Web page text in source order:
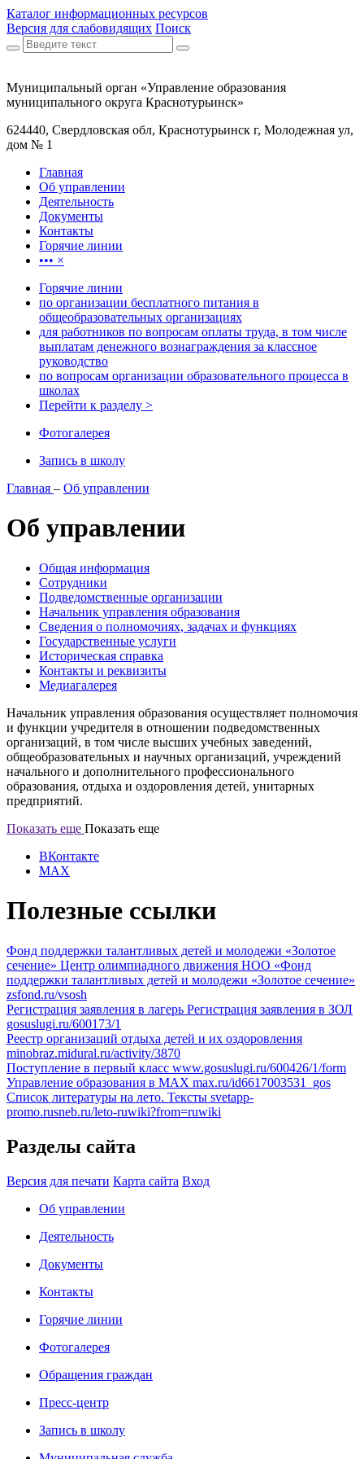
Каталог информационных ресурсов
Версия для слабовидящих Поиск
Муниципальный орган «Управление образования
муниципального округа Краснотурьинск»
624440, Свердловская обл, Краснотурьинск г, Молодежная ул,
дом № 1
Главная
Об управлении
Деятельность
Документы
Контакты
Горячие линии
••• ×
Горячие линии
по организации бесплатного питания в
общеобразовательных организациях
для работников по вопросам оплаты труда, в том числе
выплатам денежного вознаграждения за классное
руководство
по вопросам организации образовательного процесса в
школах
Перейти к разделу >
Фотогалерея
Запись в школу
Главная – Об управлении
Об управлении
Общая информация
Сотрудники
Подведомственные организации
Начальник управления образования
Сведения о полномочиях, задачах и функциях
Государственные услуги
Историческая справка
Контакты и реквизиты
Медиагалерея
Начальник управления образования осуществляет полномочия
и функции учредителя в отношении подведомственных
организаций, в том числе высших учебных заведений,
общеобразовательных и научных организаций, учреждений
начального и дополнительного профессионального
образования, отдыха и оздоровления детей, унитарных
предприятий.
Показать еще Показать еще
ВКонтакте
MAX
Полезные ссылки
Фонд поддержки талантливых детей и молодежи «Золотое
сечение» Центр олимпиадного движения НОО «Фонд
поддержки талантливых детей и молодежи «Золотое сечение»
zsfond.ru/vsosh
Регистрация заявления в лагерь Регистрация заявления в ЗОЛ
gosuslugi.ru/600173/1
Реестр организаций отдыха детей и их оздоровления
minobraz.midural.ru/activity/3870
Поступление в первый класс www.gosuslugi.ru/600426/1/form
Управление образования в МАХ max.ru/id6617003531_gos
Список литературы на лето. Тексты svetapp-
promo.rusneb.ru/leto-ruwiki?from=ruwiki
Разделы сайта
Версия для печати Карта сайта Вход
Об управлении
Деятельность
Документы
Контакты
Горячие линии
Фотогалерея
Обращения граждан
Пресс-центр
Запись в школу